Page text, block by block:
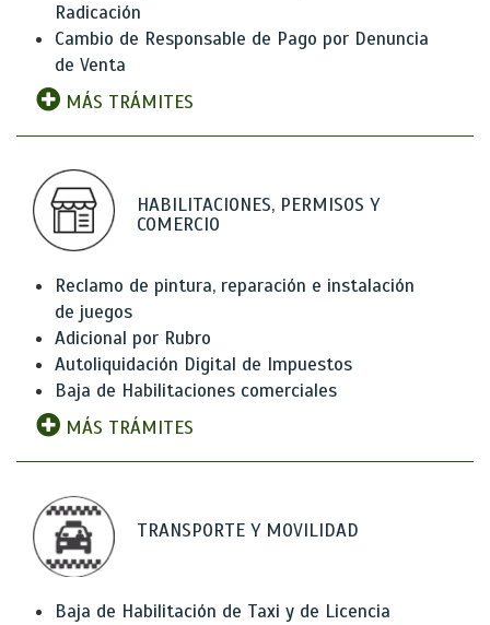
Radicación
Cambio de Responsable de Pago por Denuncia
de Venta
MÁS TRÁMITES
HABILITACIONES, PERMISOS Y
COMERCIO
Reclamo de pintura, reparación e instalación
de juegos
Adicional por Rubro
Autoliquidación Digital de Impuestos
Baja de Habilitaciones comerciales
MÁS TRÁMITES
TRANSPORTE Y MOVILIDAD
Baja de Habilitación de Taxi y de Licencia